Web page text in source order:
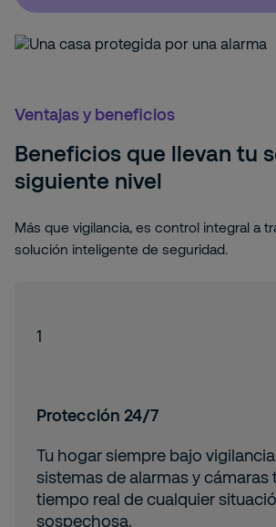
Ventajas y beneficios
Beneficios que llevan tu
siguiente nivel
Más que vigilancia, es control integral a
solución inteligente de seguridad.
1
Protección 24/7
Tu hogar siempre bajo
sistemas de alarmas y cámaras
tiempo real de cualquier
sospechosa.